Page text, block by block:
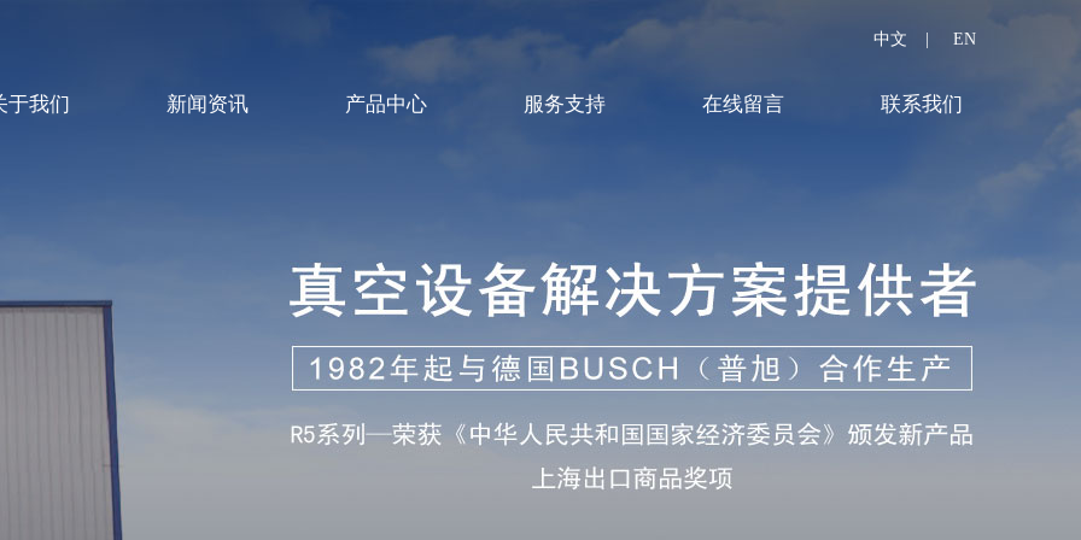
中文 EN
于我们 新闻资讯 产品中心 服务支持 在线留言 联系我们